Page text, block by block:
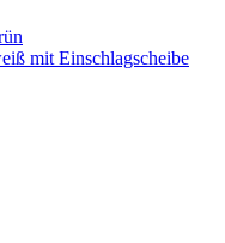
mit Einschlagscheibe